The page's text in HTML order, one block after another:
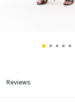
Reviews